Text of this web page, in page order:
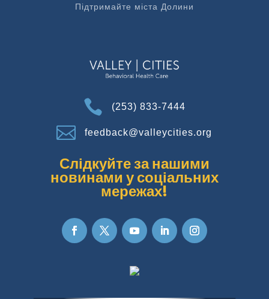
Підтримайте міста Долини
 (253) 833-7444
 feedback@valleycities.org
Слідкуйте за нашими
новинами у соціальних
мережах!